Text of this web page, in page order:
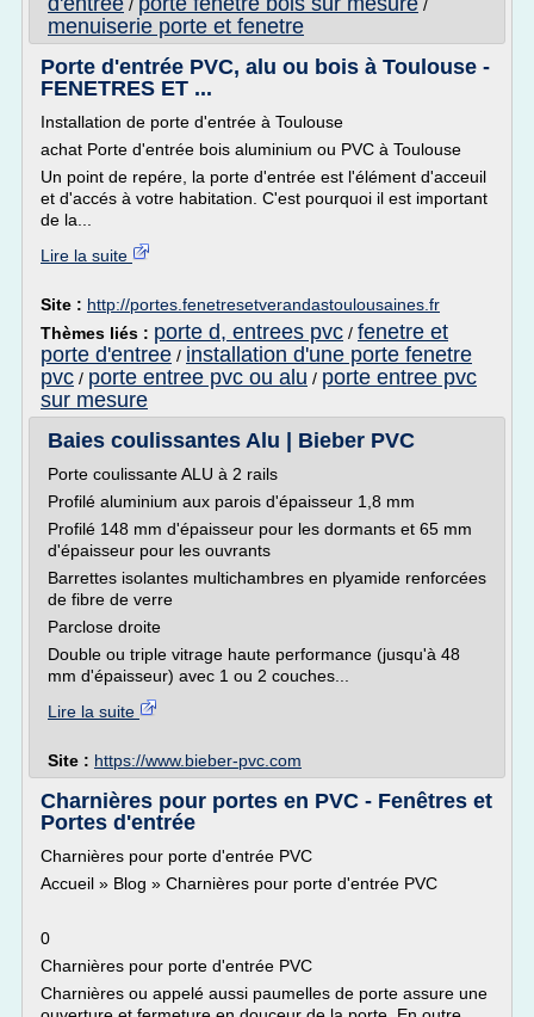
/ /
menuiserie porte et fenetre
Porte d'entrée PVC, alu ou bois à Toulouse -
FENETRES ET ...
Installation de porte d'entrée à Toulouse
achat Porte d'entrée bois aluminium ou PVC à Toulouse
Un point de repére, la porte d'entrée est l'élément d'acceuil
et d'accés à votre habitation. C'est pourquoi il est important
de la...
Lire la suite
Site : http://portes.fenetresetverandastoulousaines.fr
Thèmes liés : porte d, entrees pvc / fenetre et
porte d'entree / installation d'une porte fenetre
pvc / porte entree pvc ou alu / porte entree pvc
sur mesure
Baies coulissantes Alu | Bieber PVC
Porte coulissante ALU à 2 rails
Profilé aluminium aux parois d'épaisseur 1,8 mm
Profilé 148 mm d'épaisseur pour les dormants et 65 mm
d'épaisseur pour les ouvrants
Barrettes isolantes multichambres en plyamide renforcées
de fibre de verre
Parclose droite
Double ou triple vitrage haute performance (jusqu'à 48
mm d'épaisseur) avec 1 ou 2 couches...
Lire la suite
Site : https://www.bieber-pvc.com
Charnières pour portes en PVC - Fenêtres et
Portes d'entrée
Charnières pour porte d'entrée PVC
Accueil » Blog » Charnières pour porte d'entrée PVC
0
Charnières pour porte d'entrée PVC
Charnières ou appelé aussi paumelles de porte assure une